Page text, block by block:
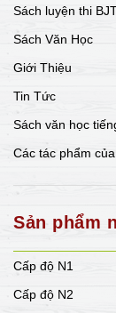
Sách luyện thi
Sách Văn Học
Giới Thiệu
Tin Tức
Sách văn học
Các tác phẩm
Sản phẩm
Cấp độ N1
Cấp độ N2